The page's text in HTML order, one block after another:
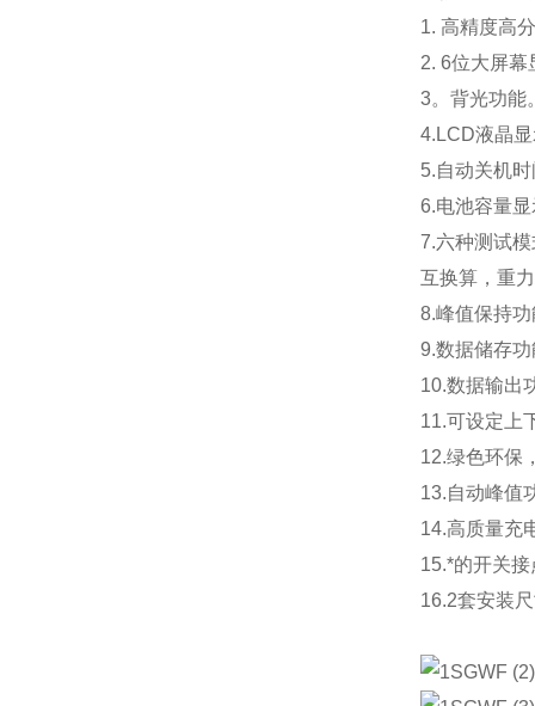
1. 高精度高
2. 6位大屏幕
3。背光功能
4.LCD液晶
5.自动关机
6.电池容量
7.六种测试
互换算，重
8.峰值保持
9.数据储存
10.数据输出
11.可设定上
12.绿色环保
13.自动峰值
14.高质量充
15.*的开关
16.2套安装